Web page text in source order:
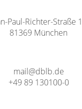
Paul-Richter-Straße
81369 München
mail@dblb.de
+49 89 130100-0